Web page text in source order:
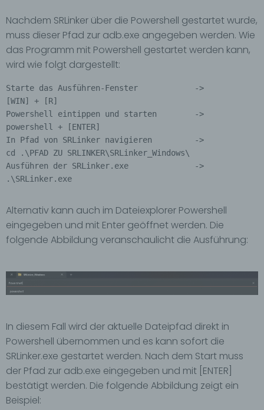
Nachdem SRLinker über die Powershell gestartet wurde,
muss dieser Pfad zur adb.exe angegeben werden. Wie
das Programm mit Powershell gestartet werden kann,
wird wie folgt dargestellt:
Starte das Ausführen-Fenster            ->
[WIN] + [R]
Powershell eintippen und starten        ->
powershell + [ENTER]
In Pfad von SRLinker navigieren         ->
cd .\PFAD ZU SRLINKER\SRLinker_Windows\
Ausführen der SRLinker.exe              ->
.\SRLinker.exe
Alternativ kann auch im Dateiexplorer Powershell
eingegeben und mit Enter geöffnet werden. Die
folgende Abbildung veranschaulicht die Ausführung:
In diesem Fall wird der aktuelle Dateipfad direkt in
Powershell übernommen und es kann sofort die
SRLinker.exe gestartet werden. Nach dem Start muss
der Pfad zur adb.exe eingegeben und mit [ENTER]
bestätigt werden. Die folgende Abbildung zeigt ein
Beispiel: